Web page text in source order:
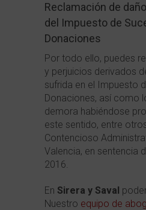
Reclamación de
del Impuesto de
Donaciones
Por todo ello, puedes
y perjuicios derivados
sufrida en el Impuesto
Donaciones, así como
demora habiéndose
este sentido, entre
Contencioso
Valencia, en sentencia
2016.
En Sirera y Saval
Nuestro equipo de